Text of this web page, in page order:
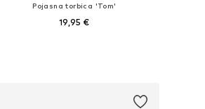
Pojasna torbica 'Tom'
19,95 €